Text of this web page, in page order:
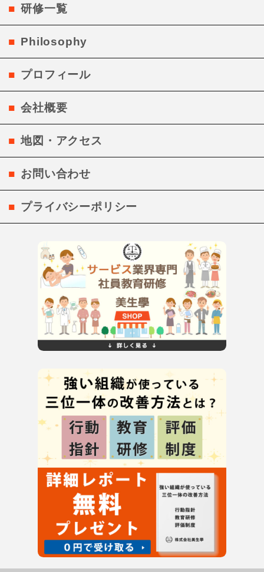
研修一覧
Philosophy
プロフィール
会社概要
地図・アクセス
お問い合わせ
プライバシーポリシー